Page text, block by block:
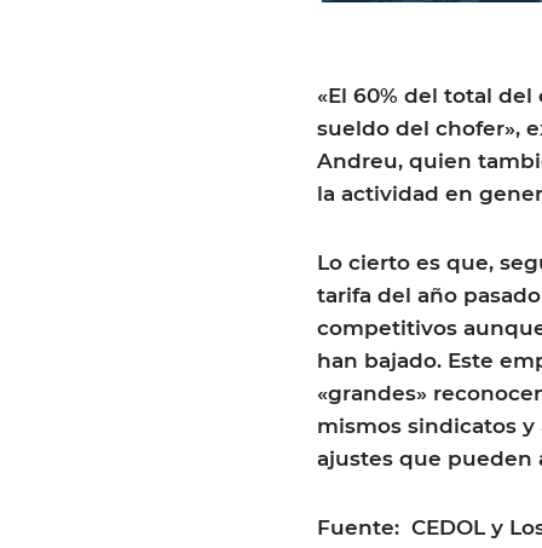
«El 60% del total
sueldo del chofer»,
Andreu, quien
la actividad en
Lo cierto es que,
tarifa del año
competitivos
han bajado. Este
«grandes»
mismos sindicatos
ajustes que pueden
Fuente: CEDOL y